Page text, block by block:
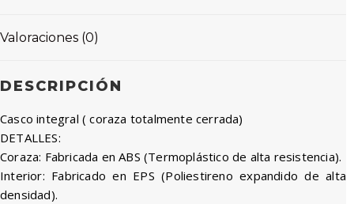
Valoraciones (0)
DESCRIPCIÓN
Casco integral ( coraza totalmente cerrada)
DETALLES:
Coraza: Fabricada en ABS (Termoplástico de alta resistencia).
Interior: Fabricado en EPS (Poliestireno expandido de alta
densidad).